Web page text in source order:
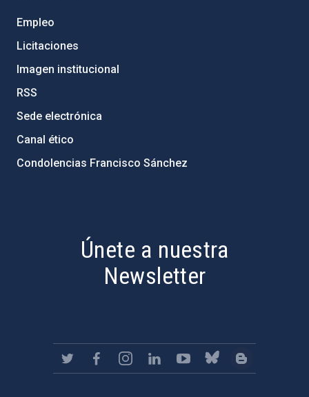
Empleo
Licitaciones
Imagen institucional
RSS
Sede electrónica
Canal ético
Condolencias Francisco Sánchez
Únete a nuestra
Newsletter